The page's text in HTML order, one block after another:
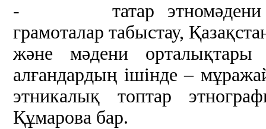
- татар этномәдени
грамоталар табыстау,
және мәдени
алғандардың ішінде –
этникалық топтар
Құмарова бар.